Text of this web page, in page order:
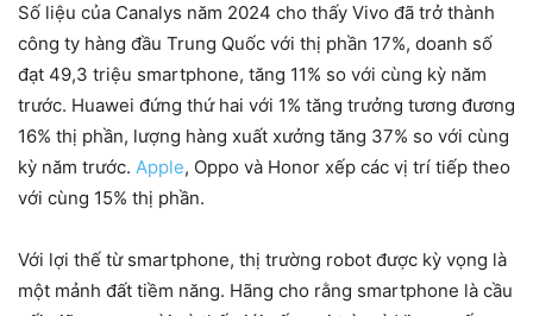
Số liệu của Canalys năm 2024 cho thấy Vivo đã trở thành
công ty hàng đầu Trung Quốc với thị phần 17%, doanh số
đạt 49,3 triệu smartphone, tăng 11% so với cùng kỳ năm
trước. Huawei đứng thứ hai với 1% tăng trưởng tương đương
16% thị phần, lượng hàng xuất xưởng tăng 37% so với cùng
kỳ năm trước. Apple, Oppo và Honor xếp các vị trí tiếp theo
với cùng 15% thị phần.
Với lợi thế từ smartphone, thị trường robot được kỳ vọng là
một mảnh đất tiềm năng. Hãng cho rằng smartphone là cầu